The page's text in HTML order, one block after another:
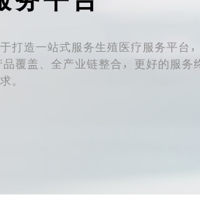
打造一站式服务生殖医疗服务平台
品覆盖、全产业链整合，更好的服务
。